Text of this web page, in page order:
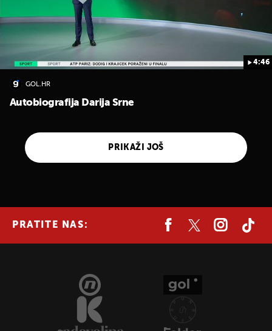
4:46
GOL.HR
Autobiografija Darija Srne
PRIKAŽI JOŠ
PRATITE NAS: